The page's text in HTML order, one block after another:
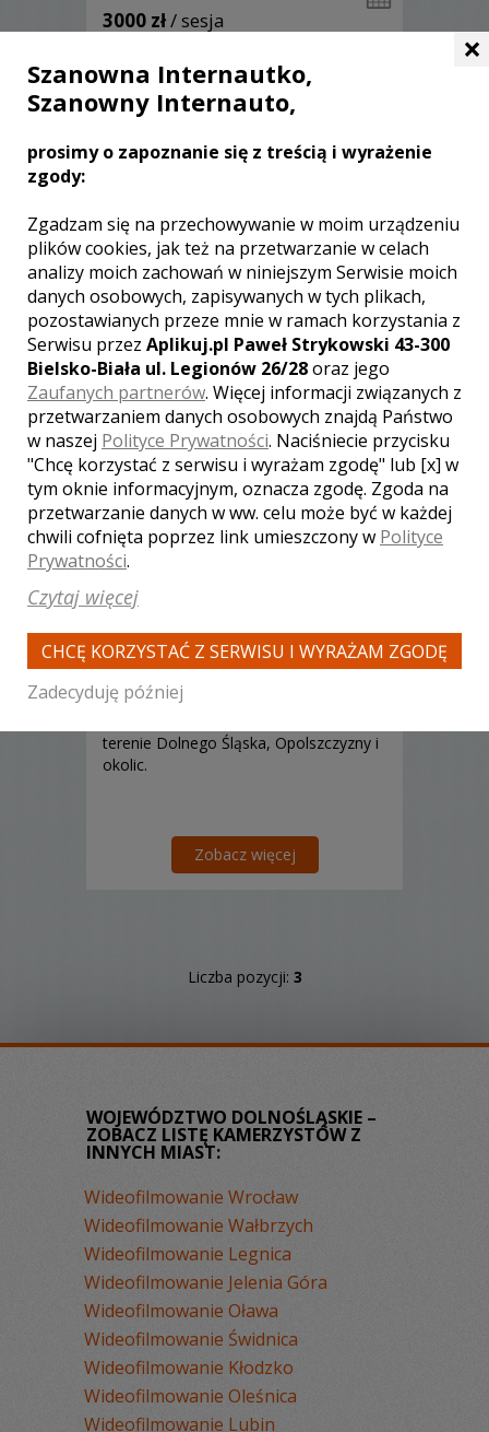
3000 zł/ sesja
Poleceń: 28
Specjalizuję się w reportażu ślubnym,
serdecznie zapraszam do zapoznania
się z moimi pracami.
Zobacz więcej
Krzysztof - kamerzysta
Przyłęk
2500 zł
Ocena:0,00 / 5
(0 opinii)
Poleceń: 0
Szukasz Kamerzysty na swoje wesele?
terenie Dolnego Śląska, Opolszczyzny i
okolic.
Zobacz więcej
Liczba pozycji: 3
WOJEWÓDZTWO DOLNOŚLĄSKIE –
ZOBACZ LISTĘ KAMERZYSTÓW Z
INNYCH MIAST:
Wideofilmowanie Wrocław
Wideofilmowanie Wałbrzych
Wideofilmowanie Legnica
Wideofilmowanie Jelenia Góra
Wideofilmowanie Oława
Wideofilmowanie Świdnica
Wideofilmowanie Kłodzko
Wideofilmowanie Oleśnica
Wideofilmowanie Lubin
×
Szanowna Internautko,
Szanowny Internauto,
prosimy o zapoznanie się z treścią i wyrażenie
zgody:
Zgadzam się na przechowywanie w moim urządzeniu
plików cookies, jak też na przetwarzanie w celach
analizy moich zachowań w niniejszym Serwisie moich
danych osobowych, zapisywanych w tych plikach,
pozostawianych przeze mnie w ramach korzystania z
Serwisu przez Aplikuj.pl Paweł Strykowski 43-300
Bielsko-Biała ul. Legionów 26/28oraz jego
Zaufanych partnerów. Więcej informacji związanych z
przetwarzaniem danych osobowych znajdą Państwo
w naszej Polityce Prywatności. Naciśniecie przycisku
"Chcę korzystać z serwisu i wyrażam zgodę" lub [x] w
tym oknie informacyjnym, oznacza zgodę. Zgoda na
przetwarzanie danych w ww. celu może być w każdej
chwili cofnięta poprzez link umieszczony w Polityce
Prywatności.
Czytaj więcej
CHCĘ KORZYSTAĆ Z SERWISU I WYRAŻAM ZGODĘ
Zadecyduję później